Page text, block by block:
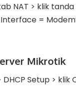
NAT > klik
Interface =
Mikrotik
DHCP Setup >